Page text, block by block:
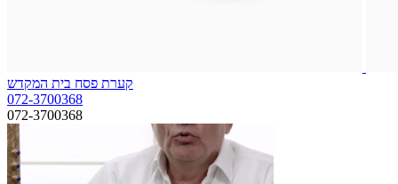
קערת פסח בית המקדש
072-3700368
072-3700368